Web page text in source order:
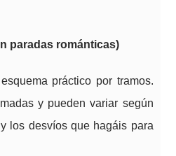
paradas románticas)
práctico por tramos.
y pueden variar según
los desvíos que hagáis para